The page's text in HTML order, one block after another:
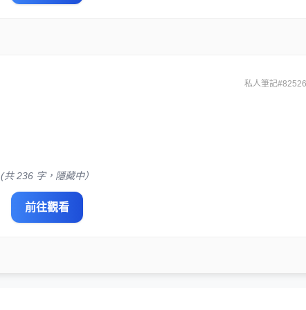
私人筆記
(共 236 字，隱藏中）
前往觀看